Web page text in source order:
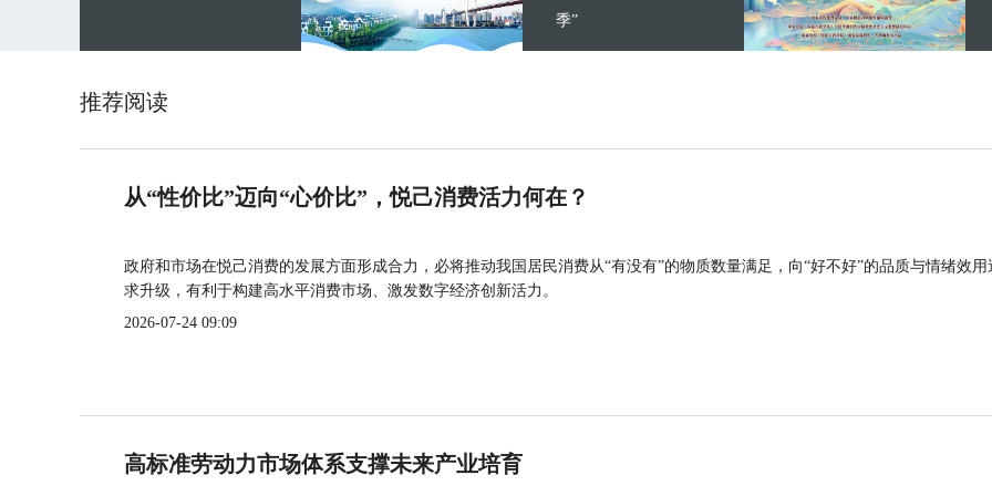
季”
推荐阅读
从“性价比”迈向“心价比”，悦己消费活力何在？
政府和市场在悦己消费的发展方面形成合力，必将推动我国居民消费从“有没有”的物质数量满足，向“好不好”的品质与情绪效用
求升级，有利于构建高水平消费市场、激发数字经济创新活力。
2026-07-24 09:09
高标准劳动力市场体系支撑未来产业培育